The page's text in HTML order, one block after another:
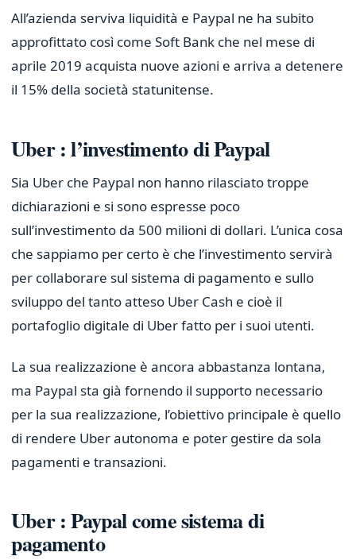
All’azienda serviva liquidità e Paypal ne ha subito
approfittato così come Soft Bank che nel mese di
aprile 2019 acquista nuove azioni e arriva a detenere
il 15% della società statunitense.
Uber : l’investimento di Paypal
Sia Uber che Paypal non hanno rilasciato troppe
dichiarazioni e si sono espresse poco
sull’investimento da 500 milioni di dollari. L’unica cosa
che sappiamo per certo è che l’investimento servirà
per collaborare sul sistema di pagamento e sullo
sviluppo del tanto atteso Uber Cash e cioè il
portafoglio digitale di Uber fatto per i suoi utenti.
La sua realizzazione è ancora abbastanza lontana,
ma Paypal sta già fornendo il supporto necessario
per la sua realizzazione, l’obiettivo principale è quello
di rendere Uber autonoma e poter gestire da sola
pagamenti e transazioni.
Uber : Paypal come sistema di
pagamento